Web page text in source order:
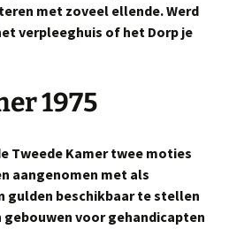
met zoveel ellende. Werd
verpleeghuis of het Dorp je
1975
Tweede Kamer twee moties
aangenomen met als
gulden beschikbaar te stellen
gebouwen voor gehandicapten